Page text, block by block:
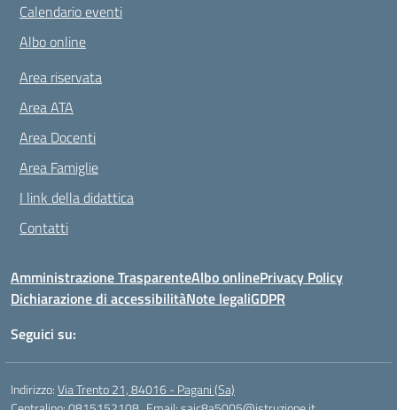
Calendario eventi
Albo online
Area riservata
Area ATA
Area Docenti
Area Famiglie
I link della didattica
Contatti
Amministrazione TrasparenteAlbo onlinePrivacy Policy
Dichiarazione di accessibilitàNote legaliGDPR
Seguici su:
Indirizzo:Via Trento 21, 84016 - Pagani (Sa)